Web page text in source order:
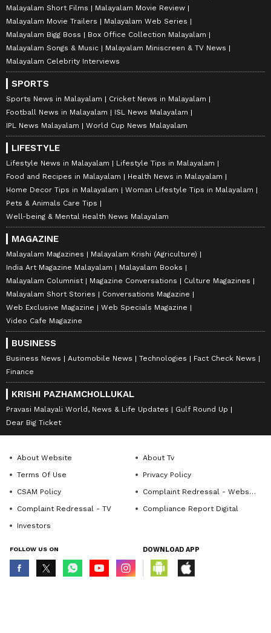
Malayalam Short Films
Malayalam Movie Review
Malayalam Movie Trailers
Malayalam Web Series
Malayalam Bigg Boss
Box Office Collection Malayalam
Malayalam Songs & Music
Malayalam Miniscreen & TV News
Malayalam Celebrity Interviews
SPORTS
Sports News in Malayalam
Cricket News in Malayalam
Football News in Malayalam
ISL News Malayalam
IPL News Malayalam
World Cup News Malayalam
LIFESTYLE
Lifestyle News in Malayalam
Lifestyle Tips in Malayalam
Food and Recipes in Malayalam
Health News in Malayalam
Home Decor Tips in Malayalam
Woman Lifestyle Tips in Malayalam
Pets & Animals Care Tips
Well-being & Mental Health News Malayalam
MAGAZINE
Malayalam Magazines
Malayalam Krishi (Agriculture)
India Art Magazine Malayalam
Malayalam Books
Malayalam Columnist
Magazine Conversations
Culture Magazines
Malayalam Short Stories
Conversations Magazine
Web Exclusive Magazine
Web Specials Magazine
Video Cafe Magazine
BUSINESS
Business News Automobile News Technologies
Fact Check News
Finance
KRISHI PAZHAMCHOLLUKAL
Pravasi Malayali World, News & Life Updates
Gulf Round Up
Dear Big Ticket
About Website
About Tv
Terms Of Use
Privacy Policy
CSAM Policy
Complaint Redressal - Website
Complaint Redressal - TV
Compliance Report Digital
Investors
FOLLOW US ON DOWNLOAD APP